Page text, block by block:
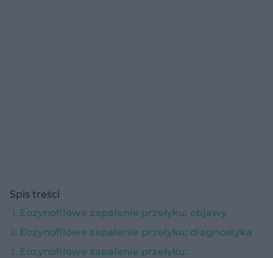
Spis treści
Eozynofilowe zapalenie przełyku: objawy
Eozynofilowe zapalenie przełyku: diagnostyka
Eozynofilowe zapalenie przełyku: